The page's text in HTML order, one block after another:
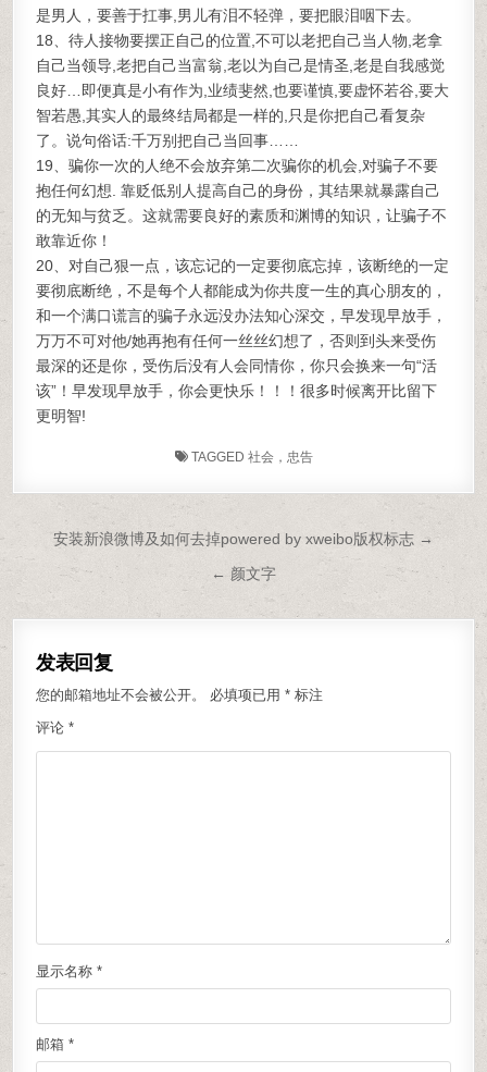
是男人，要善于扛事,男儿有泪不轻弹，要把眼泪咽下去。
18、待人接物要摆正自己的位置,不可以老把自己当人物,老拿
自己当领导,老把自己当富翁,老以为自己是情圣,老是自我感觉
良好…即便真是小有作为,业绩斐然,也要谨慎,要虚怀若谷,要大
智若愚,其实人的最终结局都是一样的,只是你把自己看复杂
了。说句俗话:千万别把自己当回事……
19、骗你一次的人绝不会放弃第二次骗你的机会,对骗子不要
抱任何幻想. 靠贬低别人提高自己的身份，其结果就暴露自己
的无知与贫乏。这就需要良好的素质和渊博的知识，让骗子不
敢靠近你！
20、对自己狠一点，该忘记的一定要彻底忘掉，该断绝的一定
要彻底断绝，不是每个人都能成为你共度一生的真心朋友的，
和一个满口谎言的骗子永远没办法知心深交，早发现早放手，
万万不可对他/她再抱有任何一丝丝幻想了，否则到头来受伤
最深的还是你，受伤后没有人会同情你，你只会换来一句“活
该”！早发现早放手，你会更快乐！！！很多时候离开比留下
更明智!
TAGGED 社会，忠告
文章导航
安装新浪微博及如何去掉powered by xweibo版权标志 →
← 颜文字
发表回复
您的邮箱地址不会被公开。 必填项已用* 标注
评论*
显示名称*
邮箱*